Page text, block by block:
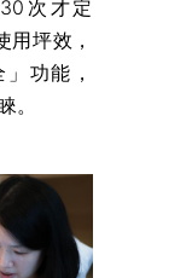
次才定
坪效，
功能，
。